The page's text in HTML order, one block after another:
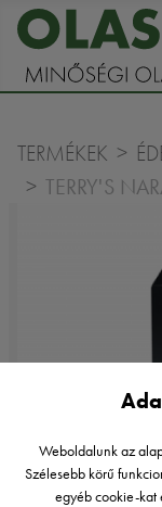
TERMÉKEK
TERRY'S
Weboldalunk az
Szélesebb körű
egyéb cookie-kat